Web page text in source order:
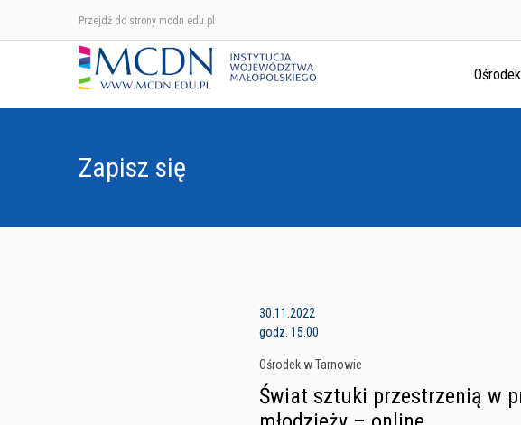
Przejdź do strony mcdn.edu.pl
Zapisz się
30.11.2022
godz. 15.00
Ośrodek w Tarnowie
Świat sztuki przestrzenią w